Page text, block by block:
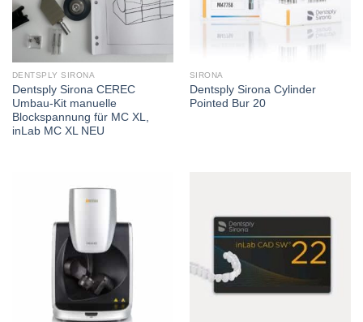
DENTSPLY SIRONA
Dentsply Sirona CEREC
Umbau-Kit manuelle
Blockspannung für MC XL,
inLab MC XL NEU
SIRONA
Dentsply Sirona Cylinder
Pointed Bur 20